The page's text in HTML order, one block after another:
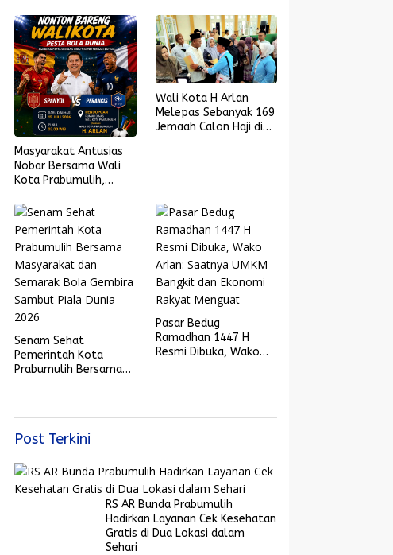
Masyarakat Antusias
Nobar Bersama Wali
Kota Prabumulih,
Final Piala Dunia 2026
Wali Kota H Arlan
Melepas Sebanyak 169
Jemaah Calon Haji di
Senam Sehat
Pemerintah Kota
Prabumulih Bersama
Pasar Bedug
Ramadhan 1447 H
Resmi Dibuka, Wako
Post Terkini
RS AR Bunda Prabumulih
Hadirkan Layanan Cek Kesehatan
Gratis di Dua Lokasi dalam
Sehari